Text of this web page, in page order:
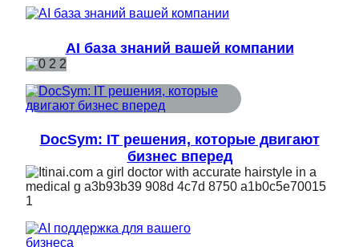
AI база знаний вашей компании
DocSym: IT решения, которые двигают
бизнес вперед